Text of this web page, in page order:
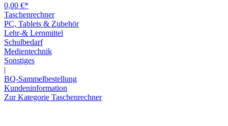
0,00 €*
Taschenrechner
PC, Tablets & Zubehör
Lehr-& Lernmittel
Schulbedarf
Medientechnik
Sonstiges
|
BQ-Sammelbestellung
Kundeninformation
Zur Kategorie Taschenrechner